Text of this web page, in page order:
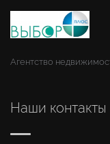
Агентство
Наши контакты